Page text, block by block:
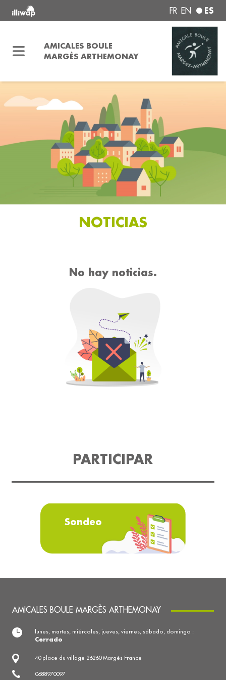
FR EN ES
AMICALES BOULE
MARGÈS ARTHEMONAY
NOTICIAS
No hay noticias.
PARTICIPAR
Sondeo
AMICALES BOULE MARGÈS ARTHEMONAY
40 place du village 26260 Margès France
0688970097
lunes, martes, miércoles, jueves, viernes, sábado, domingo :
Cerrado